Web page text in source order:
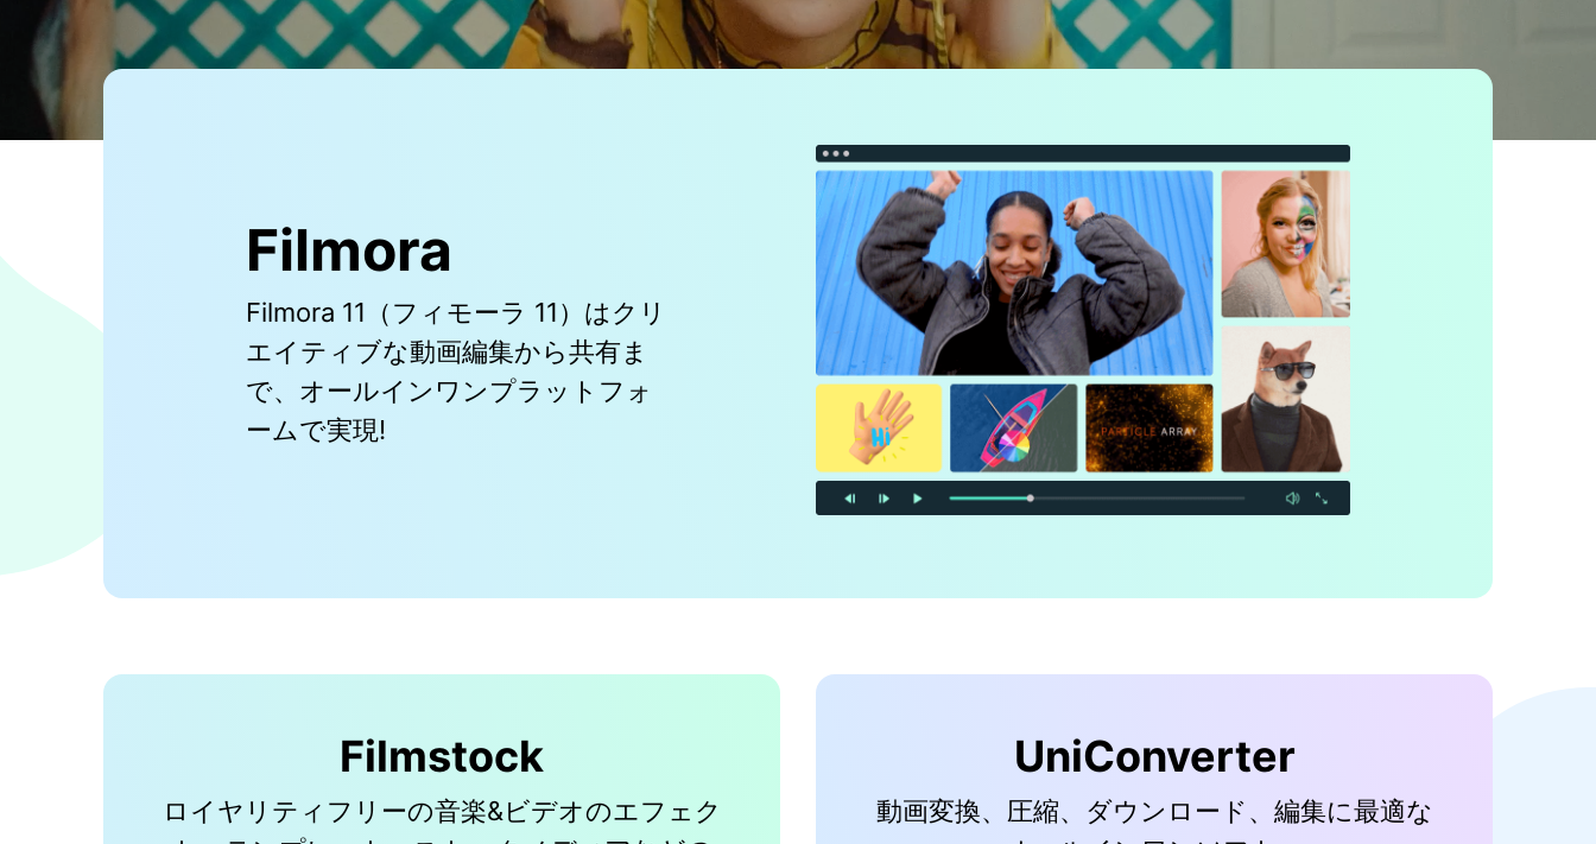
Filmora
Filmora 11（フィモーラ 11）はクリ
エイティブな動画編集から共有ま
で、オールインワンプラットフォ
ームで実現!
Filmstock
ロイヤリティフリーの音楽&ビデオのエフェク
UniConverter
動画変換、圧縮、ダウンロード、編集に最適な